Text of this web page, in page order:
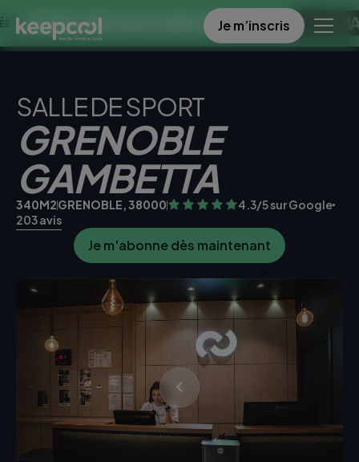
SPECIALE DANS CE CLUB >> 8 SEMAINES
Je m’inscris
SALLE DE SPORT
GRENOBLE
GAMBETTA
340M2GRENOBLE, 38000
4.3/5 sur Google
203 avis
Je m'abonne dès maintenant